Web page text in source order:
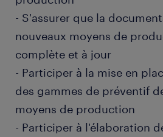
- S'assurer que la
nouveaux moyens de
complète et à jour
- Participer à la mise en
des gammes de préventif
moyens de production
- Participer à l'élaboration